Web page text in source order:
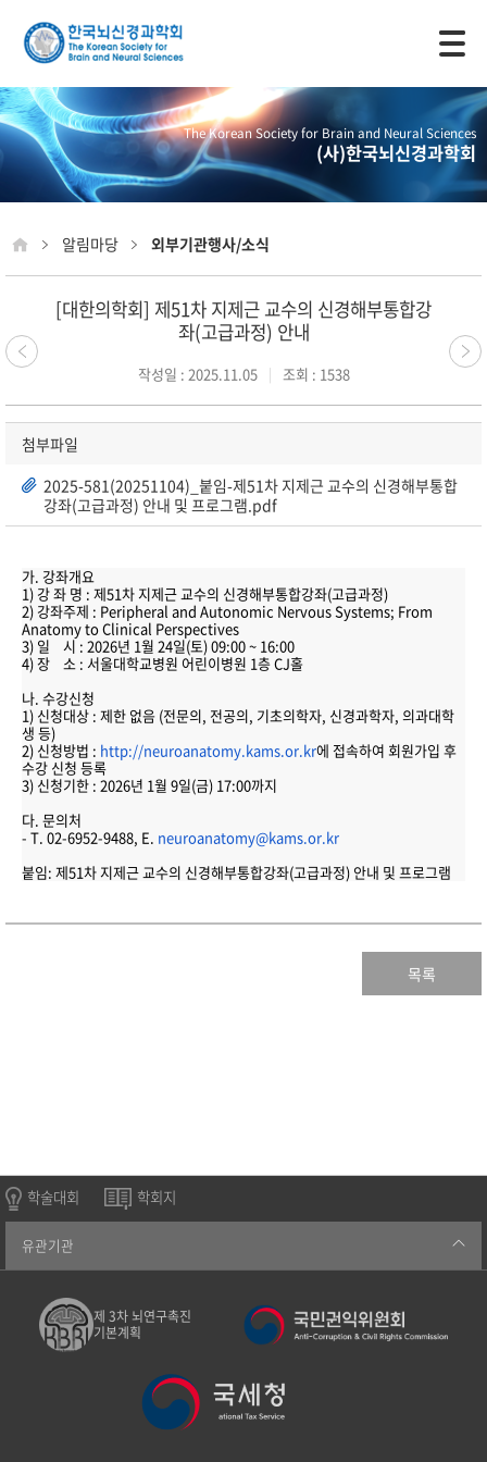
The Korean Society for Brain and Neural Sciences
(사)한국뇌신경과학회
알림마당 외부기관행사/소식
[대한의학회] 제51차 지제근 교수의 신경해부통합강
좌(고급과정) 안내
작성일 : 2025.11.05 조회 : 1538
첨부파일
2025-581(20251104)_붙임-제51차 지제근 교수의 신경해부통합
강좌(고급과정) 안내 및 프로그램.pdf
가. 강좌개요
1) 강 좌 명 : 제51차 지제근 교수의 신경해부통합강좌(고급과정)
2) 강좌주제 : Peripheral and Autonomic Nervous Systems; From
Anatomy to Clinical Perspectives
3) 일 시 : 2026년 1월 24일(토) 09:00 ~ 16:00
4) 장 소 : 서울대학교병원 어린이병원 1층 CJ홀
나. 수강신청
1) 신청대상 : 제한 없음 (전문의, 전공의, 기초의학자, 신경과학자, 의과대학
생 등)
2) 신청방법 : http://neuroanatomy.kams.or.kr에 접속하여 회원가입 후
수강 신청 등록
3) 신청기한 : 2026년 1월 9일(금) 17:00까지
다. 문의처
- T. 02-6952-9488, E. neuroanatomy@kams.or.kr
붙임: 제51차 지제근 교수의 신경해부통합강좌(고급과정) 안내 및 프로그램
목록
학술대회 학회지
유관기관
제 3차 뇌연구촉진
기본계획